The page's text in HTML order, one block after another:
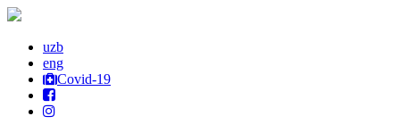
uzb
eng
Covid-19